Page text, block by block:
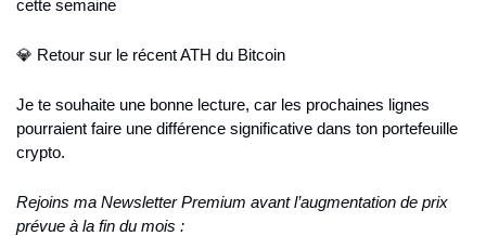
cette semaine
💎 Retour sur le récent ATH du Bitcoin
Je te souhaite une bonne lecture, car les prochaines lignes
pourraient faire une différence significative dans ton portefeuille
crypto.
Rejoins ma Newsletter Premium avant l’augmentation de prix
prévue à la fin du mois :